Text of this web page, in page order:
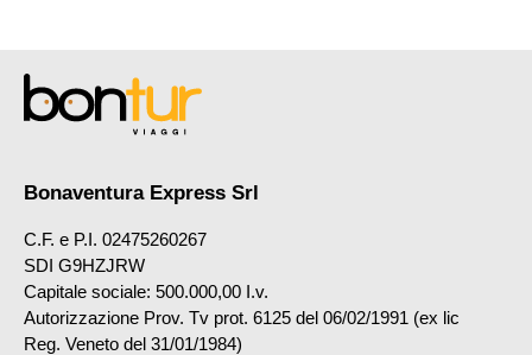
Bonaventura Express Srl
C.F. e P.I. 02475260267
SDI G9HZJRW
Capitale sociale: 500.000,00 I.v.
Autorizzazione Prov. Tv prot. 6125 del 06/02/1991 (ex lic
Reg. Veneto del 31/01/1984)